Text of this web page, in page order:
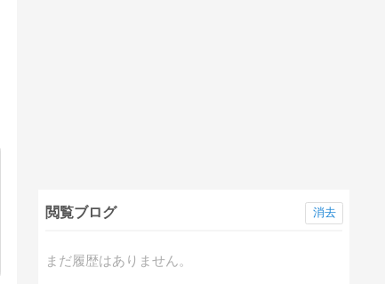
閲覧ブログ
まだ履歴はありません。
消去